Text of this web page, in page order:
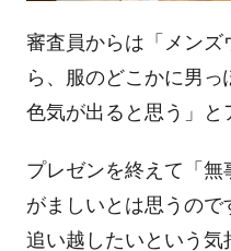
審査員からは「メン
ら、服のどこかに男
色気が出ると思う」と
プレゼンを終えて「無
がましいとは思うの
追い越したいという気